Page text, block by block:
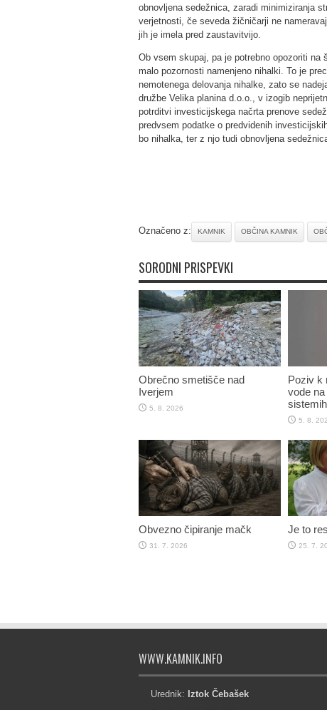
obnovljena sedežnica, zaradi minimiziranja
verjetnosti, če seveda žičničarji ne
jih je imela pred zaustavitvijo.
Ob vsem skupaj, pa je potrebno opozoriti
malo pozornosti namenjeno nihalki. To je
nemotenega delovanja nihalke, zato se
družbe Velika planina d.o.o., v izogib
potrditvi investicijskega načrta prenove
predvsem podatke o predvidenih
bo nihalka, ter z njo tudi obnovljena
Označeno z: KAMNIK OBČINA KAMNIK
SORODNI PRISPEVKI
Obrečno smetišče nad
Iverjem
5. 8. 2026
Poziv k
vode
5. 8.
Obvezno čipiranje mačk
31. 7. 2026
Je to
25. 7.
WWW.KAMNIK.INFO
Urednik: Iztok Čebašek